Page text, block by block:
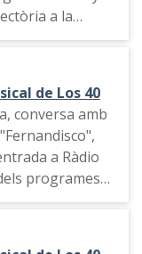
a la
de Los 40
conversa amb
a Ràdio
programes
40